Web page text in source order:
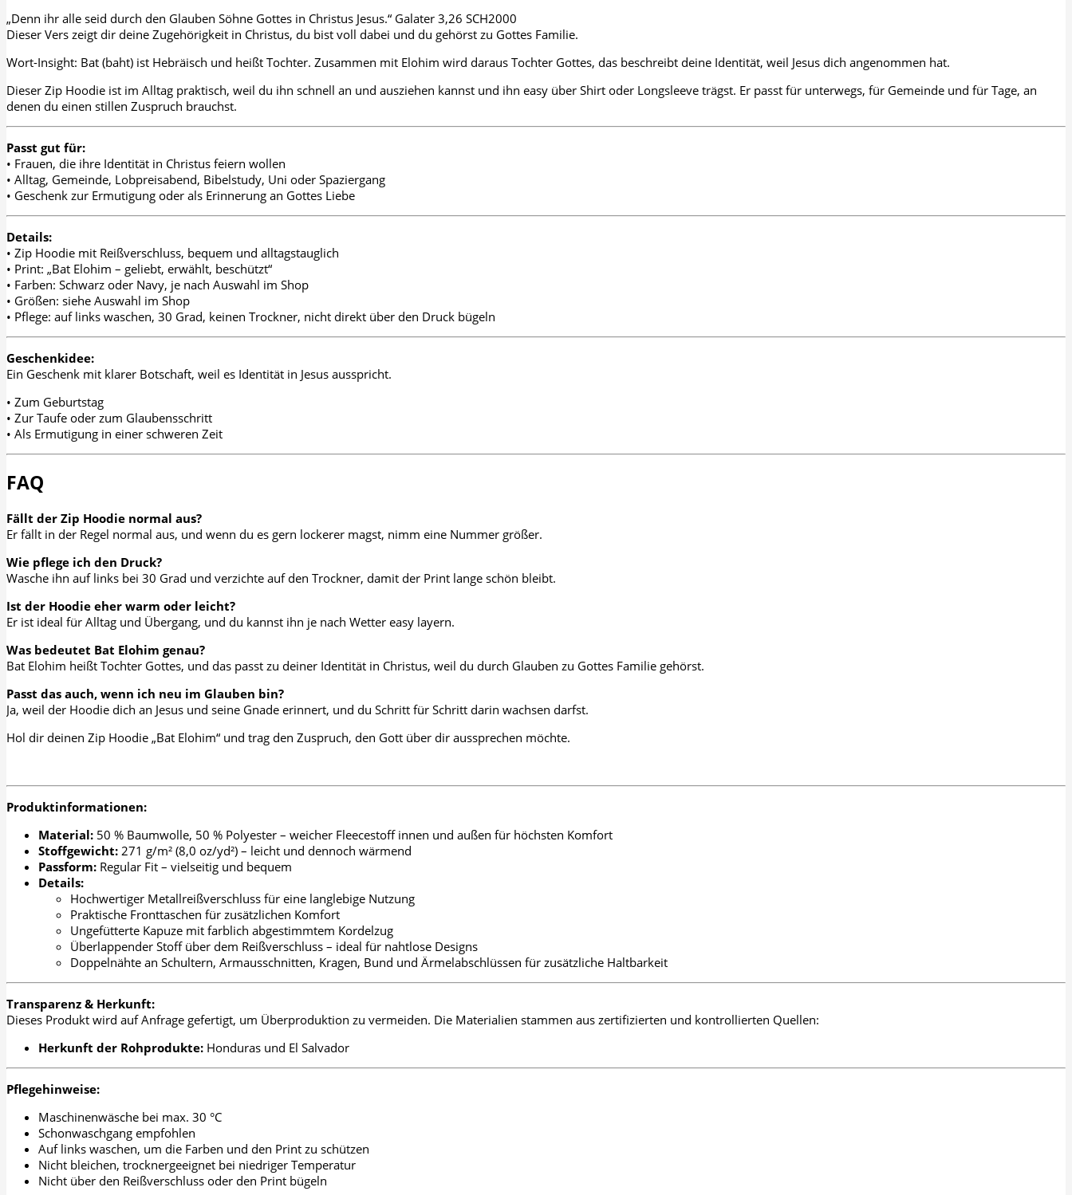
„Denn ihr alle seid durch den Glauben Söhne Gottes in Christus Jesus.“ Galater 3,26 SCH2000
Dieser Vers zeigt dir deine Zugehörigkeit in Christus, du bist voll dabei und du gehörst zu Gottes Familie.
Wort-Insight: Bat (baht) ist Hebräisch und heißt Tochter. Zusammen mit Elohim wird daraus Tochter Gottes, das beschreibt deine Identität, weil Jesus dich angenommen hat.
Dieser Zip Hoodie ist im Alltag praktisch, weil du ihn schnell an und ausziehen kannst und ihn easy über Shirt oder Longsleeve trägst. Er passt für unterwegs, für Gemeinde und für Tage, an
denen du einen stillen Zuspruch brauchst.
Passt gut für:
• Frauen, die ihre Identität in Christus feiern wollen
• Alltag, Gemeinde, Lobpreisabend, Bibelstudy, Uni oder Spaziergang
• Geschenk zur Ermutigung oder als Erinnerung an Gottes Liebe
Details:
• Zip Hoodie mit Reißverschluss, bequem und alltagstauglich
• Print: „Bat Elohim – geliebt, erwählt, beschützt“
• Farben: Schwarz oder Navy, je nach Auswahl im Shop
• Größen: siehe Auswahl im Shop
• Pflege: auf links waschen, 30 Grad, keinen Trockner, nicht direkt über den Druck bügeln
Geschenkidee:
Ein Geschenk mit klarer Botschaft, weil es Identität in Jesus ausspricht.
• Zum Geburtstag
• Zur Taufe oder zum Glaubensschritt
• Als Ermutigung in einer schweren Zeit
FAQ
Fällt der Zip Hoodie normal aus?
Er fällt in der Regel normal aus, und wenn du es gern lockerer magst, nimm eine Nummer größer.
Wie pflege ich den Druck?
Wasche ihn auf links bei 30 Grad und verzichte auf den Trockner, damit der Print lange schön bleibt.
Ist der Hoodie eher warm oder leicht?
Er ist ideal für Alltag und Übergang, und du kannst ihn je nach Wetter easy layern.
Was bedeutet Bat Elohim genau?
Bat Elohim heißt Tochter Gottes, und das passt zu deiner Identität in Christus, weil du durch Glauben zu Gottes Familie gehörst.
Passt das auch, wenn ich neu im Glauben bin?
Ja, weil der Hoodie dich an Jesus und seine Gnade erinnert, und du Schritt für Schritt darin wachsen darfst.
Hol dir deinen Zip Hoodie „Bat Elohim“ und trag den Zuspruch, den Gott über dir aussprechen möchte.
Produktinformationen:
Material: 50 % Baumwolle, 50 % Polyester – weicher Fleecestoff innen und außen für höchsten Komfort
Stoffgewicht: 271 g/m² (8,0 oz/yd²) – leicht und dennoch wärmend
Passform: Regular Fit – vielseitig und bequem
Details:
Hochwertiger Metallreißverschluss für eine langlebige Nutzung
Praktische Fronttaschen für zusätzlichen Komfort
Ungefütterte Kapuze mit farblich abgestimmtem Kordelzug
Überlappender Stoff über dem Reißverschluss – ideal für nahtlose Designs
Doppelnähte an Schultern, Armausschnitten, Kragen, Bund und Ärmelabschlüssen für zusätzliche Haltbarkeit
Transparenz & Herkunft:
Dieses Produkt wird auf Anfrage gefertigt, um Überproduktion zu vermeiden. Die Materialien stammen aus zertifizierten und kontrollierten Quellen:
Herkunft der Rohprodukte: Honduras und El Salvador
Pflegehinweise:
Maschinenwäsche bei max. 30 °C
Schonwaschgang empfohlen
Auf links waschen, um die Farben und den Print zu schützen
Nicht bleichen, trocknergeeignet bei niedriger Temperatur
Nicht über den Reißverschluss oder den Print bügeln